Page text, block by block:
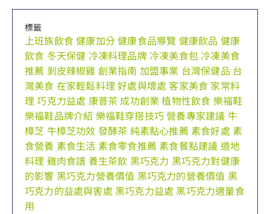
標籤
上班族飲食健康加分健康食品導覽 健康飲品 健康
飲食 冬天保健 冷凍料理品牌 冷凍美食包 冷凍美食
推薦 剝皮辣椒雞 創業指南 加盟事業 台灣保健品 台
灣美食 在家輕鬆料理好處與壞處 客家美食 家常料
理巧克力益處 康普茶 成功創業 植物性飲食 樂福鞋
樂福鞋品牌介紹 樂福鞋穿搭技巧 營養專家建議 牛
樟芝 牛樟芝功效 發酵茶 純素點心推薦 素食好處 素
食營養 素食生活 素食零食推薦 素食餐點建議 道地
料理 雞肉食譜 養生茶飲 黑巧克力 黑巧克力對健康
的影響 黑巧克力營養價值 黑巧克力的營養價值 黑
巧克力的益處與害處 黑巧克力益處 黑巧克力適量食
用